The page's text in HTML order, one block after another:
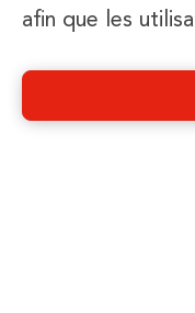
afin que les